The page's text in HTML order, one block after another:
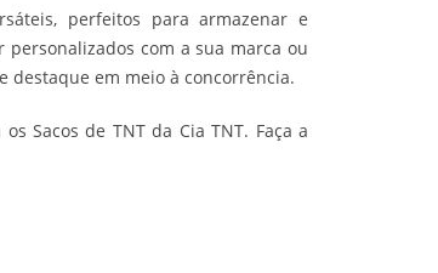
perfeitos para armazenar e
com a sua marca ou
destaque em meio à concorrência.
Sacos de TNT da Cia TNT. Faça a